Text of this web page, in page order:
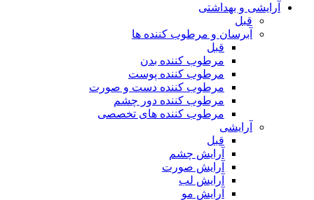
آرایشی و بهداشتی
قبل
آبرسان و مرطوب کننده ها
قبل
مرطوب کننده بدن
مرطوب کننده پوست
مرطوب کننده دست و صورت
مرطوب کننده دور چشم
مرطوب کننده های تخصصی
آرایشی
قبل
آرایش چشم
آرایش صورت
آرایش لب
آرایش مو